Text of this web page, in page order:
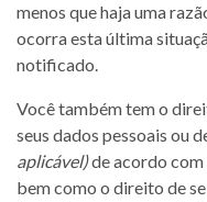
menos que haja uma
ocorra esta última
notificado.
Você também tem o
seus dados pessoais ou
aplicável)de acordo com
bem como o direito de